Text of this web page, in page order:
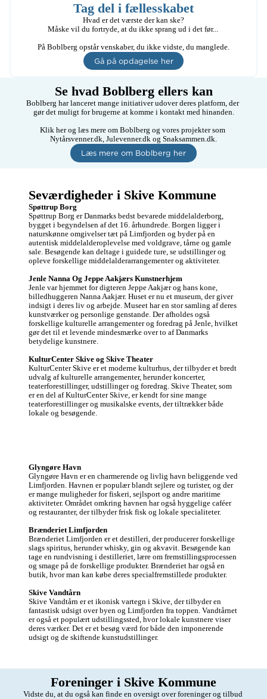
Tag del i fællesskabet
Hvad er det værste der kan ske?
Måske vil du fortryde, at du ikke sprang ud i det før...
På Boblberg opstår venskaber, du ikke vidste, du manglede.
Gå på opdagelse her
Se hvad Boblberg ellers kan
Boblberg har lanceret mange initiativer udover deres platform, der
gør det muligt for brugerne at komme i kontakt med hinanden.
Klik her og læs mere om Boblberg og vores projekter som
Nytårsvenner.dk, Julevenner.dk og Snaksammen.dk.
Læs mere om Boblberg her
Seværdigheder i Skive Kommune
Spøttrup Borg
Spøttrup Borg er Danmarks bedst bevarede middelalderborg,
bygget i begyndelsen af det 16. århundrede. Borgen ligger i
naturskønne omgivelser tæt på Limfjorden og byder på en
autentisk middelalderoplevelse med voldgrave, tårne og gamle
sale. Besøgende kan deltage i guidede ture, se udstillinger og
opleve forskellige middelalderarrangementer og aktiviteter.
Jenle Nanna Og Jeppe Aakjærs Kunstnerhjem
Jenle var hjemmet for digteren Jeppe Aakjær og hans kone,
billedhuggeren Nanna Aakjær. Huset er nu et museum, der giver
indsigt i deres liv og arbejde. Museet har en stor samling af deres
kunstværker og personlige genstande. Der afholdes også
forskellige kulturelle arrangementer og foredrag på Jenle, hvilket
gør det til et levende mindesmærke over to af Danmarks
betydelige kunstnere.
KulturCenter Skive og Skive Theater
KulturCenter Skive er et moderne kulturhus, der tilbyder et bredt
udvalg af kulturelle arrangementer, herunder koncerter,
teaterforestillinger, udstillinger og foredrag. Skive Theater, som
er en del af KulturCenter Skive, er kendt for sine mange
teaterforestillinger og musikalske events, der tiltrækker både
lokale og besøgende.
Glyngøre Havn
Glyngøre Havn er en charmerende og livlig havn beliggende ved
Limfjorden. Havnen er populær blandt sejlere og turister, og der
er mange muligheder for fiskeri, sejlsport og andre maritime
aktiviteter. Området omkring havnen har også hyggelige caféer
og restauranter, der tilbyder frisk fisk og lokale specialiteter.
Brænderiet Limfjorden
Brænderiet Limfjorden er et destilleri, der producerer forskellige
slags spiritus, herunder whisky, gin og akvavit. Besøgende kan
tage en rundvisning i destilleriet, lære om fremstillingsprocessen
og smage på de forskellige produkter. Brænderiet har også en
butik, hvor man kan købe deres specialfremstillede produkter.
Skive Vandtårn
Skive Vandtårn er et ikonisk vartegn i Skive, der tilbyder en
fantastisk udsigt over byen og Limfjorden fra toppen. Vandtårnet
er også et populært udstillingssted, hvor lokale kunstnere viser
deres værker. Det er et besøg værd for både den imponerende
udsigt og de skiftende kunstudstillinger.
Foreninger i Skive Kommune
Vidste du, at du også kan finde en oversigt over foreninger og tilbud